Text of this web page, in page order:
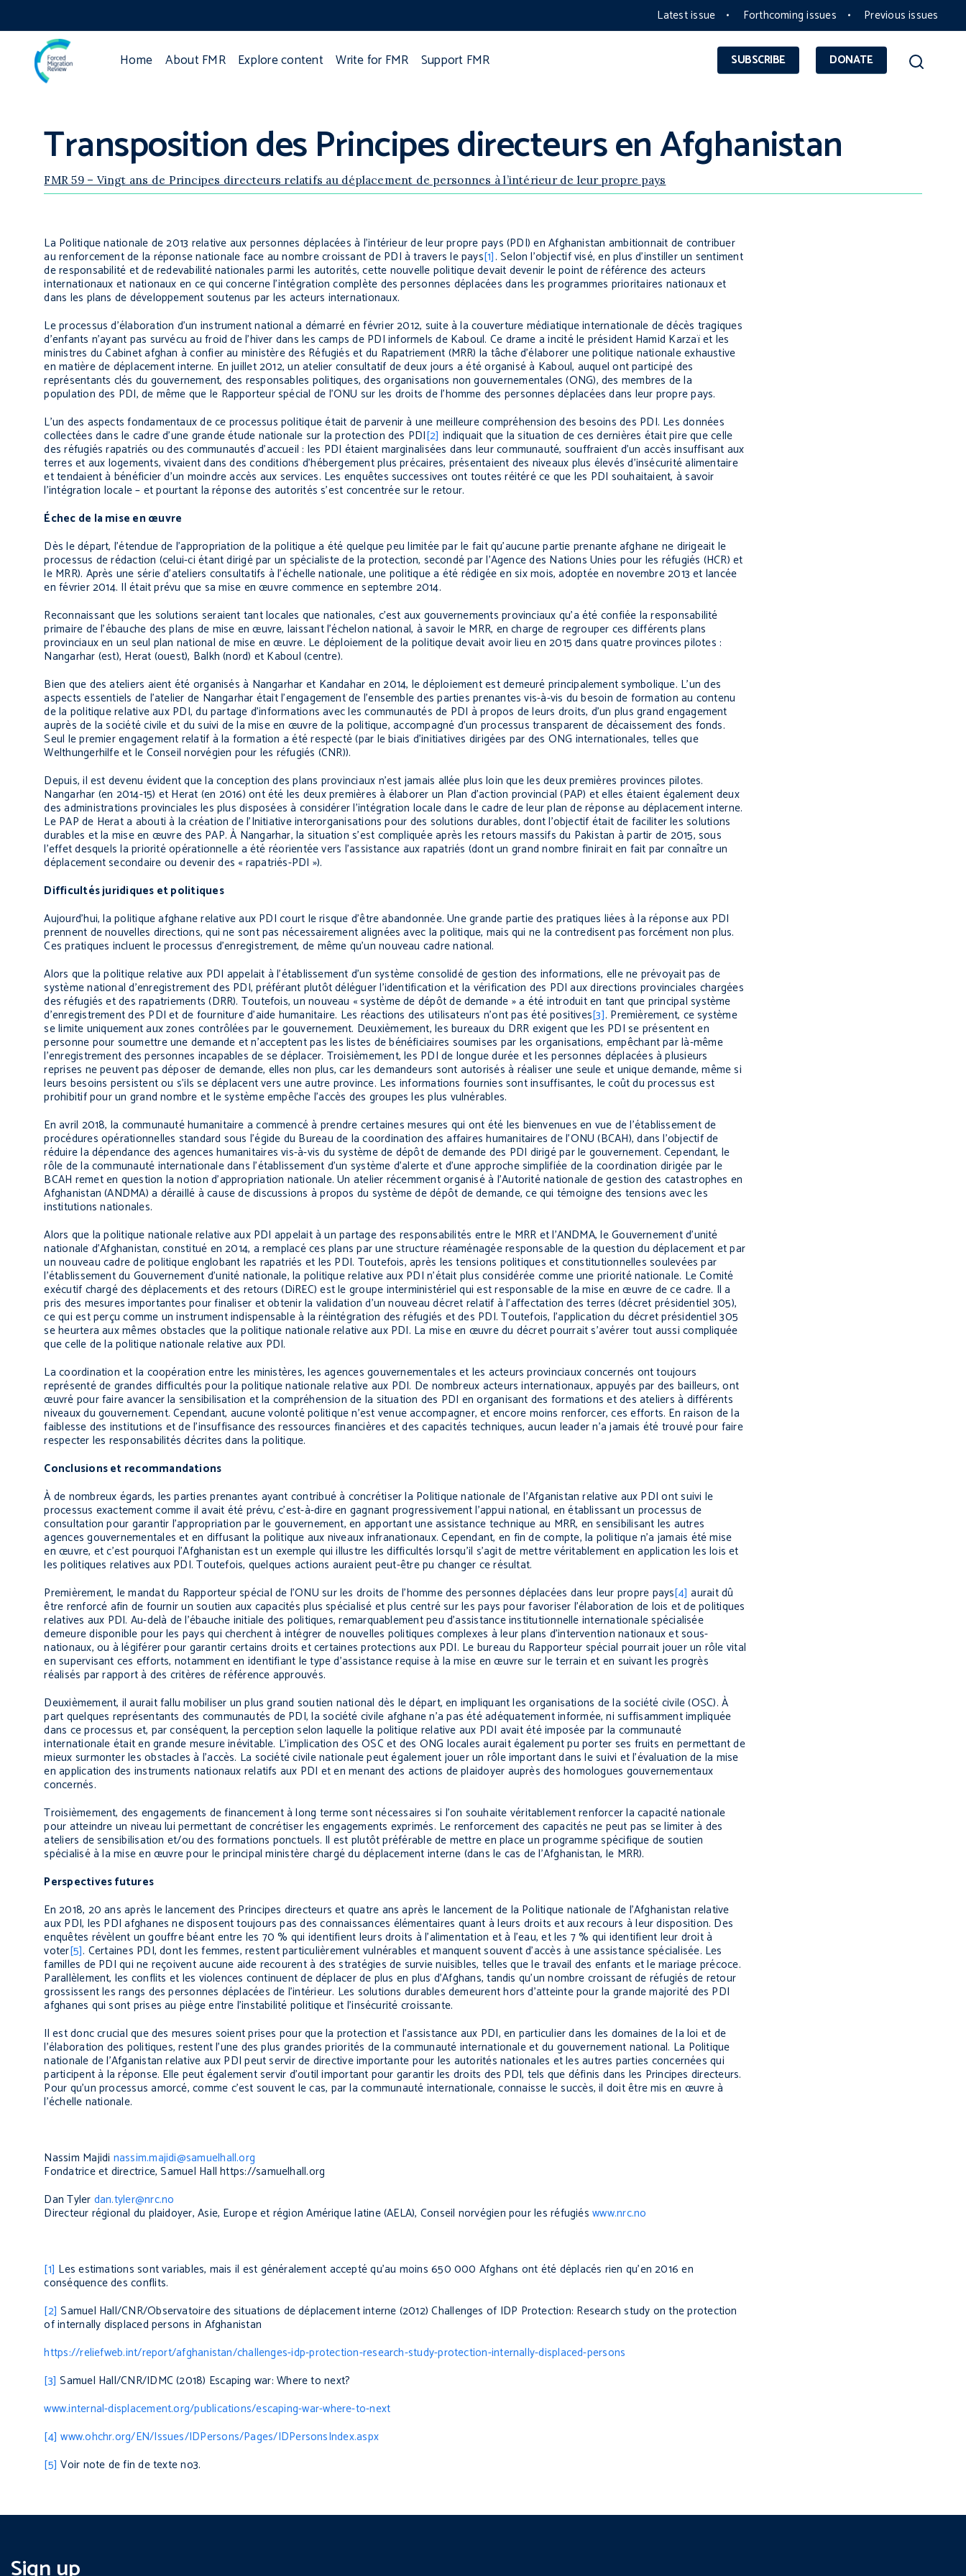
Latest issue Forthcoming issues Previous issues
SUBSCRIBE DONATE
Home About FMR Explore content Write for FMR Support FMR
Transposition des Principes directeurs en Afghanistan
FMR 59 – Vingt ans de Principes directeurs relatifs au déplacement de personnes à l’intérieur de leur propre pays
La Politique nationale de 2013 relative aux personnes déplacées à l’intérieur de leur propre pays (PDI) en Afghanistan ambitionnait de contribuer
au renforcement de la réponse nationale face au nombre croissant de PDI à travers le pays[1]. Selon l’objectif visé, en plus d’instiller un sentiment
de responsabilité et de redevabilité nationales parmi les autorités, cette nouvelle politique devait devenir le point de référence des acteurs
internationaux et nationaux en ce qui concerne l’intégration complète des personnes déplacées dans les programmes prioritaires nationaux et
dans les plans de développement soutenus par les acteurs internationaux.
Le processus d’élaboration d’un instrument national a démarré en février 2012, suite à la couverture médiatique internationale de décès tragiques
d’enfants n’ayant pas survécu au froid de l’hiver dans les camps de PDI informels de Kaboul. Ce drame a incité le président Hamid Karzaï et les
ministres du Cabinet afghan à confier au ministère des Réfugiés et du Rapatriement (MRR) la tâche d’élaborer une politique nationale exhaustive
en matière de déplacement interne. En juillet 2012, un atelier consultatif de deux jours a été organisé à Kaboul, auquel ont participé des
représentants clés du gouvernement, des responsables politiques, des organisations non gouvernementales (ONG), des membres de la
population des PDI, de même que le Rapporteur spécial de l’ONU sur les droits de l’homme des personnes déplacées dans leur propre pays.
L’un des aspects fondamentaux de ce processus politique était de parvenir à une meilleure compréhension des besoins des PDI. Les données
collectées dans le cadre d’une grande étude nationale sur la protection des PDI[2] indiquait que la situation de ces dernières était pire que celle
des réfugiés rapatriés ou des communautés d’accueil : les PDI étaient marginalisées dans leur communauté, souffraient d’un accès insuffisant aux
terres et aux logements, vivaient dans des conditions d’hébergement plus précaires, présentaient des niveaux plus élevés d’insécurité alimentaire
et tendaient à bénéficier d’un moindre accès aux services. Les enquêtes successives ont toutes réitéré ce que les PDI souhaitaient, à savoir
l’intégration locale – et pourtant la réponse des autorités s’est concentrée sur le retour.
Échec de la mise en œuvre
Dès le départ, l’étendue de l’appropriation de la politique a été quelque peu limitée par le fait qu’aucune partie prenante afghane ne dirigeait le
processus de rédaction (celui-ci étant dirigé par un spécialiste de la protection, secondé par l’Agence des Nations Unies pour les réfugiés (HCR) et
le MRR). Après une série d’ateliers consultatifs à l’échelle nationale, une politique a été rédigée en six mois, adoptée en novembre 2013 et lancée
en février 2014. Il était prévu que sa mise en œuvre commence en septembre 2014.
Reconnaissant que les solutions seraient tant locales que nationales, c’est aux gouvernements provinciaux qu’a été confiée la responsabilité
primaire de l’ébauche des plans de mise en œuvre, laissant l’échelon national, à savoir le MRR, en charge de regrouper ces différents plans
provinciaux en un seul plan national de mise en œuvre. Le déploiement de la politique devait avoir lieu en 2015 dans quatre provinces pilotes :
Nangarhar (est), Herat (ouest), Balkh (nord) et Kaboul (centre).
Bien que des ateliers aient été organisés à Nangarhar et Kandahar en 2014, le déploiement est demeuré principalement symbolique. L’un des
aspects essentiels de l’atelier de Nangarhar était l’engagement de l’ensemble des parties prenantes vis-à-vis du besoin de formation au contenu
de la politique relative aux PDI, du partage d’informations avec les communautés de PDI à propos de leurs droits, d’un plus grand engagement
auprès de la société civile et du suivi de la mise en œuvre de la politique, accompagné d’un processus transparent de décaissement des fonds.
Seul le premier engagement relatif à la formation a été respecté (par le biais d’initiatives dirigées par des ONG internationales, telles que
Welthungerhilfe et le Conseil norvégien pour les réfugiés (CNR)).
Depuis, il est devenu évident que la conception des plans provinciaux n’est jamais allée plus loin que les deux premières provinces pilotes.
Nangarhar (en 2014-15) et Herat (en 2016) ont été les deux premières à élaborer un Plan d’action provincial (PAP) et elles étaient également deux
des administrations provinciales les plus disposées à considérer l’intégration locale dans le cadre de leur plan de réponse au déplacement interne.
Le PAP de Herat a abouti à la création de l’Initiative interorganisations pour des solutions durables, dont l’objectif était de faciliter les solutions
durables et la mise en œuvre des PAP. À Nangarhar, la situation s’est compliquée après les retours massifs du Pakistan à partir de 2015, sous
l’effet desquels la priorité opérationnelle a été réorientée vers l’assistance aux rapatriés (dont un grand nombre finirait en fait par connaître un
déplacement secondaire ou devenir des « rapatriés-PDI »).
Difficultés juridiques et politiques
Aujourd’hui, la politique afghane relative aux PDI court le risque d’être abandonnée. Une grande partie des pratiques liées à la réponse aux PDI
prennent de nouvelles directions, qui ne sont pas nécessairement alignées avec la politique, mais qui ne la contredisent pas forcément non plus.
Ces pratiques incluent le processus d’enregistrement, de même qu’un nouveau cadre national.
Alors que la politique relative aux PDI appelait à l’établissement d’un système consolidé de gestion des informations, elle ne prévoyait pas de
système national d’enregistrement des PDI, préférant plutôt déléguer l’identification et la vérification des PDI aux directions provinciales chargées
des réfugiés et des rapatriements (DRR). Toutefois, un nouveau « système de dépôt de demande » a été introduit en tant que principal système
d’enregistrement des PDI et de fourniture d’aide humanitaire. Les réactions des utilisateurs n’ont pas été positives[3]. Premièrement, ce système
se limite uniquement aux zones contrôlées par le gouvernement. Deuxièmement, les bureaux du DRR exigent que les PDI se présentent en
personne pour soumettre une demande et n’acceptent pas les listes de bénéficiaires soumises par les organisations, empêchant par là-même
l’enregistrement des personnes incapables de se déplacer. Troisièmement, les PDI de longue durée et les personnes déplacées à plusieurs
reprises ne peuvent pas déposer de demande, elles non plus, car les demandeurs sont autorisés à réaliser une seule et unique demande, même si
leurs besoins persistent ou s’ils se déplacent vers une autre province. Les informations fournies sont insuffisantes, le coût du processus est
prohibitif pour un grand nombre et le système empêche l’accès des groupes les plus vulnérables.
En avril 2018, la communauté humanitaire a commencé à prendre certaines mesures qui ont été les bienvenues en vue de l’établissement de
procédures opérationnelles standard sous l’égide du Bureau de la coordination des affaires humanitaires de l’ONU (BCAH), dans l’objectif de
réduire la dépendance des agences humanitaires vis-à-vis du système de dépôt de demande des PDI dirigé par le gouvernement. Cependant, le
rôle de la communauté internationale dans l’établissement d’un système d’alerte et d’une approche simplifiée de la coordination dirigée par le
BCAH remet en question la notion d’appropriation nationale. Un atelier récemment organisé à l’Autorité nationale de gestion des catastrophes en
Afghanistan (ANDMA) a déraillé à cause de discussions à propos du système de dépôt de demande, ce qui témoigne des tensions avec les
institutions nationales.
Alors que la politique nationale relative aux PDI appelait à un partage des responsabilités entre le MRR et l’ANDMA, le Gouvernement d’unité
nationale d’Afghanistan, constitué en 2014, a remplacé ces plans par une structure réaménagée responsable de la question du déplacement et par
un nouveau cadre de politique englobant les rapatriés et les PDI. Toutefois, après les tensions politiques et constitutionnelles soulevées par
l’établissement du Gouvernement d’unité nationale, la politique relative aux PDI n’était plus considérée comme une priorité nationale. Le Comité
exécutif chargé des déplacements et des retours (DiREC) est le groupe interministériel qui est responsable de la mise en œuvre de ce cadre. Il a
pris des mesures importantes pour finaliser et obtenir la validation d’un nouveau décret relatif à l’affectation des terres (décret présidentiel 305),
ce qui est perçu comme un instrument indispensable à la réintégration des réfugiés et des PDI. Toutefois, l’application du décret présidentiel 305
se heurtera aux mêmes obstacles que la politique nationale relative aux PDI. La mise en œuvre du décret pourrait s’avérer tout aussi compliquée
que celle de la politique nationale relative aux PDI.
La coordination et la coopération entre les ministères, les agences gouvernementales et les acteurs provinciaux concernés ont toujours
représenté de grandes difficultés pour la politique nationale relative aux PDI. De nombreux acteurs internationaux, appuyés par des bailleurs, ont
œuvré pour faire avancer la sensibilisation et la compréhension de la situation des PDI en organisant des formations et des ateliers à différents
niveaux du gouvernement. Cependant, aucune volonté politique n’est venue accompagner, et encore moins renforcer, ces efforts. En raison de la
faiblesse des institutions et de l’insuffisance des ressources financières et des capacités techniques, aucun leader n’a jamais été trouvé pour faire
respecter les responsabilités décrites dans la politique.
Conclusions et recommandations
À de nombreux égards, les parties prenantes ayant contribué à concrétiser la Politique nationale de l’Afganistan relative aux PDI ont suivi le
processus exactement comme il avait été prévu, c’est-à-dire en gagnant progressivement l’appui national, en établissant un processus de
consultation pour garantir l’appropriation par le gouvernement, en apportant une assistance technique au MRR, en sensibilisant les autres
agences gouvernementales et en diffusant la politique aux niveaux infranationaux. Cependant, en fin de compte, la politique n’a jamais été mise
en œuvre, et c’est pourquoi l’Afghanistan est un exemple qui illustre les difficultés lorsqu’il s’agit de mettre véritablement en application les lois et
les politiques relatives aux PDI. Toutefois, quelques actions auraient peut-être pu changer ce résultat.
Premièrement, le mandat du Rapporteur spécial de l’ONU sur les droits de l’homme des personnes déplacées dans leur propre pays[4] aurait dû
être renforcé afin de fournir un soutien aux capacités plus spécialisé et plus centré sur les pays pour favoriser l’élaboration de lois et de politiques
relatives aux PDI. Au-delà de l’ébauche initiale des politiques, remarquablement peu d’assistance institutionnelle internationale spécialisée
demeure disponible pour les pays qui cherchent à intégrer de nouvelles politiques complexes à leur plans d’intervention nationaux et sous-
nationaux, ou à légiférer pour garantir certains droits et certaines protections aux PDI. Le bureau du Rapporteur spécial pourrait jouer un rôle vital
en supervisant ces efforts, notamment en identifiant le type d’assistance requise à la mise en œuvre sur le terrain et en suivant les progrès
réalisés par rapport à des critères de référence approuvés.
Deuxièmement, il aurait fallu mobiliser un plus grand soutien national dès le départ, en impliquant les organisations de la société civile (OSC). À
part quelques représentants des communautés de PDI, la société civile afghane n’a pas été adéquatement informée, ni suffisamment impliquée
dans ce processus et, par conséquent, la perception selon laquelle la politique relative aux PDI avait été imposée par la communauté
internationale était en grande mesure inévitable. L’implication des OSC et des ONG locales aurait également pu porter ses fruits en permettant de
mieux surmonter les obstacles à l’accès. La société civile nationale peut également jouer un rôle important dans le suivi et l’évaluation de la mise
en application des instruments nationaux relatifs aux PDI et en menant des actions de plaidoyer auprès des homologues gouvernementaux
concernés.
Troisièmement, des engagements de financement à long terme sont nécessaires si l’on souhaite véritablement renforcer la capacité nationale
pour atteindre un niveau lui permettant de concrétiser les engagements exprimés. Le renforcement des capacités ne peut pas se limiter à des
ateliers de sensibilisation et/ou des formations ponctuels. Il est plutôt préférable de mettre en place un programme spécifique de soutien
spécialisé à la mise en œuvre pour le principal ministère chargé du déplacement interne (dans le cas de l’Afghanistan, le MRR).
Perspectives futures
En 2018, 20 ans après le lancement des Principes directeurs et quatre ans après le lancement de la Politique nationale de l’Afghanistan relative
aux PDI, les PDI afghanes ne disposent toujours pas des connaissances élémentaires quant à leurs droits et aux recours à leur disposition. Des
enquêtes révèlent un gouffre béant entre les 70 % qui identifient leurs droits à l’alimentation et à l’eau, et les 7 % qui identifient leur droit à
voter[5]. Certaines PDI, dont les femmes, restent particulièrement vulnérables et manquent souvent d’accès à une assistance spécialisée. Les
familles de PDI qui ne reçoivent aucune aide recourent à des stratégies de survie nuisibles, telles que le travail des enfants et le mariage précoce.
Parallèlement, les conflits et les violences continuent de déplacer de plus en plus d’Afghans, tandis qu’un nombre croissant de réfugiés de retour
grossissent les rangs des personnes déplacées de l’intérieur. Les solutions durables demeurent hors d’atteinte pour la grande majorité des PDI
afghanes qui sont prises au piège entre l’instabilité politique et l’insécurité croissante.
Il est donc crucial que des mesures soient prises pour que la protection et l’assistance aux PDI, en particulier dans les domaines de la loi et de
l’élaboration des politiques, restent l’une des plus grandes priorités de la communauté internationale et du gouvernement national. La Politique
nationale de l’Afganistan relative aux PDI peut servir de directive importante pour les autorités nationales et les autres parties concernées qui
participent à la réponse. Elle peut également servir d’outil important pour garantir les droits des PDI, tels que définis dans les Principes directeurs.
Pour qu’un processus amorcé, comme c’est souvent le cas, par la communauté internationale, connaisse le succès, il doit être mis en œuvre à
l’échelle nationale.
Nassim Majidi nassim.majidi@samuelhall.org
Fondatrice et directrice, Samuel Hallhttps://samuelhall.org
Dan Tyler dan.tyler@nrc.no
Directeur régional du plaidoyer, Asie, Europe et région Amérique latine (AELA), Conseil norvégien pour les réfugiéswww.nrc.no
[1] Les estimations sont variables, mais il est généralement accepté qu’au moins 650 000 Afghans ont été déplacés rien qu’en 2016 en
conséquence des conflits.
[2] Samuel Hall/CNR/Observatoire des situations de déplacement interne (2012)Challenges of IDP Protection: Research study on the protection
of internally displaced persons in Afghanistan
https://reliefweb.int/report/afghanistan/challenges-idp-protection-research-study-protection-internally-displaced-persons
[3] Samuel Hall/CNR/IDMC (2018) Escaping war: Where to next?
www.internal-displacement.org/publications/escaping-war-where-to-next
[4] www.ohchr.org/EN/Issues/IDPersons/Pages/IDPersonsIndex.aspx
[5] Voir note de fin de texte no3.